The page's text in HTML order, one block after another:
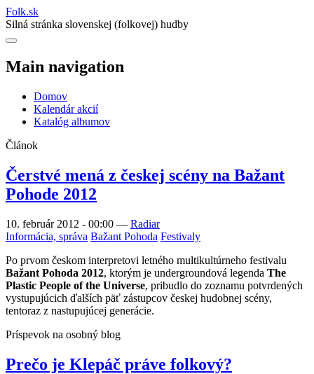
Folk.sk
Silná stránka slovenskej (folkovej) hudby
Main navigation
Domov
Kalendár akcií
Katalóg albumov
Článok
Čerstvé mená z českej scény na Bažant
Pohode 2012
10. február 2012 - 00:00 — Radiar
Informácia, správa Bažant Pohoda Festivaly
Po prvom českom interpretovi letného multikultúrneho festivalu
Bažant Pohoda 2012, ktorým je undergroundová legenda The
Plastic People of the Universe, pribudlo do zoznamu potvrdených
vystupujúcich ďalších päť zástupcov českej hudobnej scény,
tentoraz z nastupujúcej generácie.
Príspevok na osobný blog
Prečo je Klepáč práve folkový?